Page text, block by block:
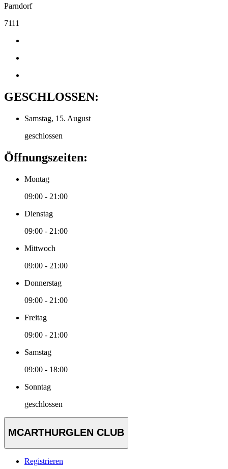
Parndorf
7111
GESCHLOSSEN:
Samstag, 15. August
geschlossen
Öffnungszeiten:
Montag
09:00 - 21:00
Dienstag
09:00 - 21:00
Mittwoch
09:00 - 21:00
Donnerstag
09:00 - 21:00
Freitag
09:00 - 21:00
Samstag
09:00 - 18:00
Sonntag
geschlossen
MCARTHURGLEN CLUB
Registrieren